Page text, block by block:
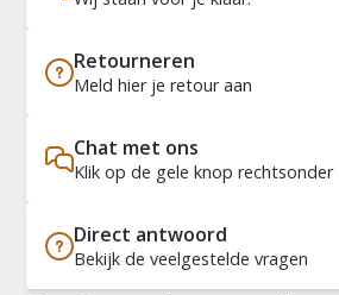
Retourneren
Meld hier je retour aan
Chat met ons
Klik op de gele knop rechtsonder
Direct antwoord
Bekijk de veelgestelde vragen